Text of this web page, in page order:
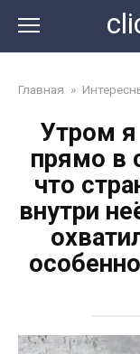
контенту
Главная »
Утром
прямо в
что
внутри